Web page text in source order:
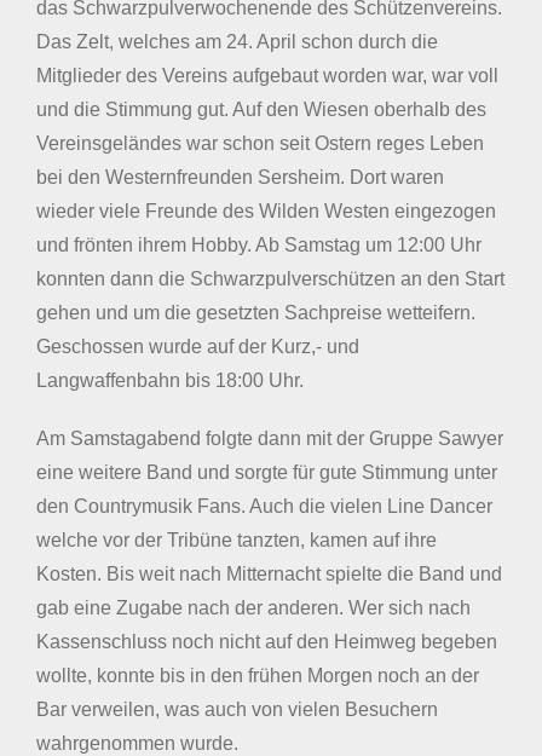
das Schwarzpulverwochenende des Schützenvereins.
Das Zelt, welches am 24. April schon durch die
Mitglieder des Vereins aufgebaut worden war, war voll
und die Stimmung gut. Auf den Wiesen oberhalb des
Vereinsgeländes war schon seit Ostern reges Leben
bei den Westernfreunden Sersheim. Dort waren
wieder viele Freunde des Wilden Westen eingezogen
und frönten ihrem Hobby. Ab Samstag um 12:00 Uhr
konnten dann die Schwarzpulverschützen an den Start
gehen und um die gesetzten Sachpreise wetteifern.
Geschossen wurde auf der Kurz,- und
Langwaffenbahn bis 18:00 Uhr.
Am Samstagabend folgte dann mit der Gruppe Sawyer
eine weitere Band und sorgte für gute Stimmung unter
den Countrymusik Fans. Auch die vielen Line Dancer
welche vor der Tribüne tanzten, kamen auf ihre
Kosten. Bis weit nach Mitternacht spielte die Band und
gab eine Zugabe nach der anderen. Wer sich nach
Kassenschluss noch nicht auf den Heimweg begeben
wollte, konnte bis in den frühen Morgen noch an der
Bar verweilen, was auch von vielen Besuchern
wahrgenommen wurde.